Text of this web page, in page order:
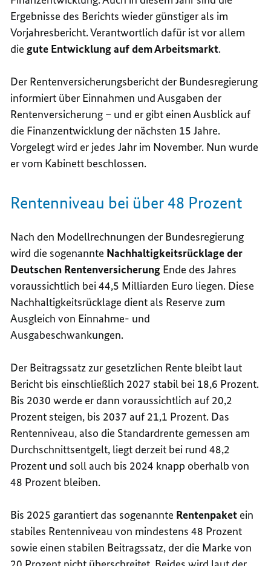
Ergebnisse des Berichts wieder günstiger als im
Vorjahresbericht. Verantwortlich dafür ist vor allem
diegute Entwicklung auf dem Arbeitsmarkt.
Der Rentenversicherungsbericht der Bundesregierung
informiert über Einnahmen und Ausgaben der
Rentenversicherung – und er gibt einen Ausblick auf
die Finanzentwicklung der nächsten 15 Jahre.
Vorgelegt wird er jedes Jahr im November. Nun wurde
er vom Kabinett beschlossen.
Rentenniveau bei über 48 Prozent
Nach den Modellrechnungen der Bundesregierung
wird die sogenannte Nachhaltigkeitsrücklage der
Deutschen Rentenversicherung Ende des Jahres
voraussichtlich bei 44,5 Milliarden Euro liegen. Diese
Nachhaltigkeitsrücklage dient als Reserve zum
Ausgleich von Einnahme- und
Ausgabeschwankungen.
Der Beitragssatz zur gesetzlichen Rente bleibt laut
Bericht bis einschließlich 2027 stabil bei 18,6 Prozent.
Bis 2030 werde er dann voraussichtlich auf 20,2
Prozent steigen, bis 2037 auf 21,1 Prozent. Das
Rentenniveau, also die Standardrente gemessen am
Durchschnittsentgelt, liegt derzeit bei rund 48,2
Prozent und soll auch bis 2024 knapp oberhalb von
48 Prozent bleiben.
Bis 2025 garantiert das sogenannte Rentenpaket ein
stabiles Rentenniveau von mindestens 48 Prozent
sowie einen stabilen Beitragssatz, der die Marke von